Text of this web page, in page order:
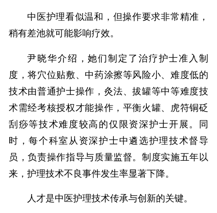
中医护理看似温和，但操作要求非常精准，
稍有差池就可能影响疗效。
尹晓华介绍，她们制定了治疗护士准入制
度，将穴位贴敷、中药涂擦等风险小、难度低的
技术由普通护士操作，灸法、拔罐等中等难度技
术需经考核授权才能操作，平衡火罐、虎符铜砭
刮痧等技术难度较高的仅限资深护士开展。同
时，每个科室从资深护士中遴选护理技术督导
员，负责操作指导与质量监督。制度实施五年以
来，护理技术不良事件发生率显著下降。
人才是中医护理技术传承与创新的关键。